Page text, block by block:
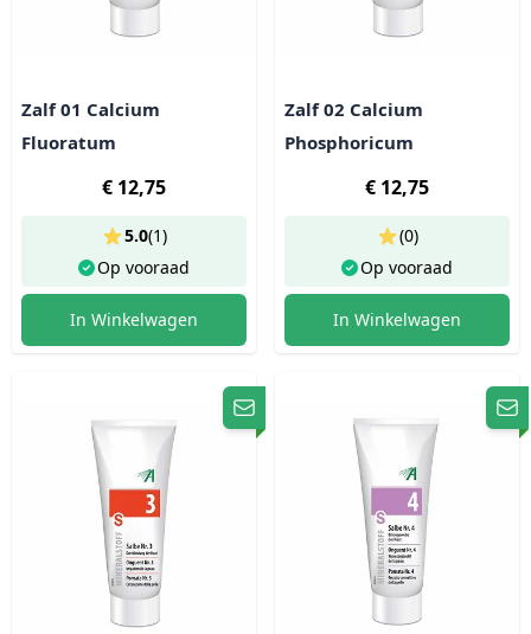
Zalf 01 Calcium
Fluoratum
€ 12,75
Op vooraad
5.0(1)
In Winkelwagen
Zalf 02 Calcium
Phosphoricum
€ 12,75
Op vooraad
(0)
In Winkelwagen